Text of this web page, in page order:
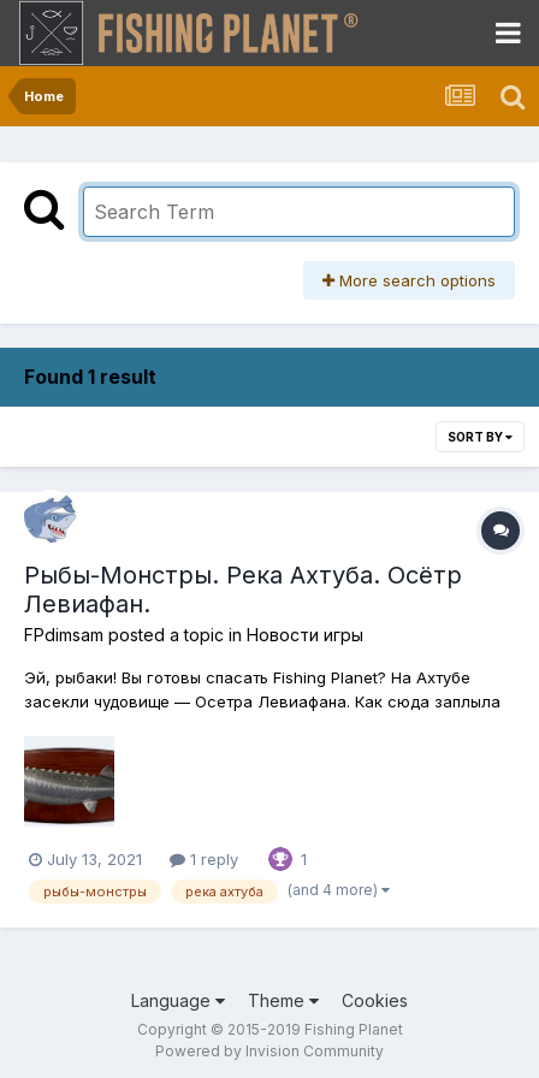
Home
More search options
Found 1 result
SORT BY
Рыбы-Монстры. Река Ахтуба. Осётр
Левиафан.
FPdimsam posted a topic in Новости игры
Эй, рыбаки! Вы готовы спасать Fishing Planet? На Ахтубе
засекли чудовище — Осетра Левиафана. Как сюда заплыла
рыбы не стоит далекого путешествия на окраину мира?
Приготовься к яростной охоте на нового монстра и
незабываемому приключени...
July 13, 2021 1 reply 1
рыбы-монстры река ахтуба (and 4 more)
Language Theme Cookies
Copyright © 2015-2019 Fishing Planet
Powered by Invision Community